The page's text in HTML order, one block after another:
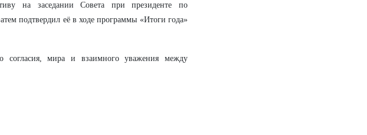
на заседании Совета при президенте по
подтвердил её в ходе программы «Итоги года»
согласия, мира и взаимного уважения между